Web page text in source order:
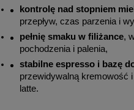
kontrolę nad stopniem
przepływ, czas parzenia i
pełnię smaku w filiżance,
pochodzenia i palenia,
stabilne espresso i bazę
przewidywalną kremowość
latte.